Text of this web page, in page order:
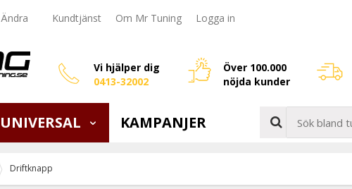
Ändra Kundtjänst Om Mr Tuning Logga in
Vi hjälper dig
0413-32002
Över 100.000
nöjda kunder
UNIVERSAL KAMPANJER
Driftknapp